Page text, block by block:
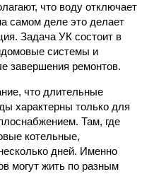
что воду отключает
самом деле это делает
Задача УК состоит в
системы и
завершения ремонтов.
что длительные
характерны только для
Там, где
котельные,
дней. Именно
могут жить по разным